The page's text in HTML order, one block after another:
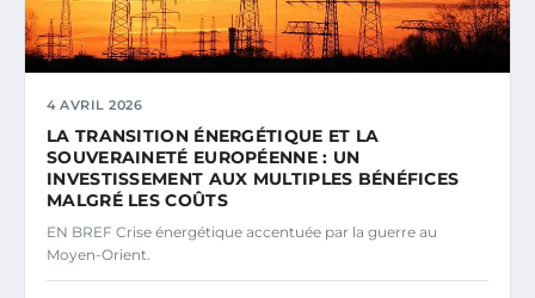
4 AVRIL 2026
LA TRANSITION ÉNERGÉTIQUE ET LA
SOUVERAINETÉ EUROPÉENNE : UN
INVESTISSEMENT AUX MULTIPLES BÉNÉFICES
MALGRÉ LES COÛTS
EN BREF Crise énergétique accentuée par la guerre au
Moyen-Orient.